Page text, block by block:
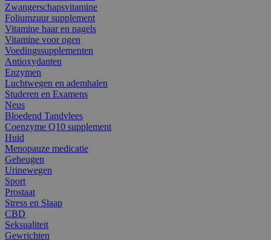
Zwangerschapsvitamine
Foliumzuur supplement
Vitamine haar en nagels
Vitamine voor ogen
Voedingssupplementen
Antioxydanten
Enzymen
Luchtwegen en ademhalen
Studeren en Examens
Neus
Bloedend Tandvlees
Coenzyme Q10 supplement
Huid
Menopauze medicatie
Geheugen
Urinewegen
Sport
Prostaat
Stress en Slaap
CBD
Seksualiteit
Gewrichten